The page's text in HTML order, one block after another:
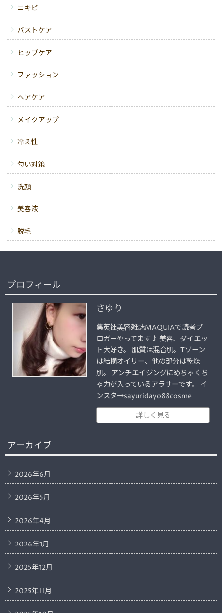
ニキビ
バストケア
ヒップケア
ファッション
ヘアケア
メイクアップ
冷え性
匂い対策
洗顔
美容液
脱毛
プロフィール
さゆり
集英社美容雑誌MAQUIAで読者ブ
ロガーやってます♪ 美容、ダイエッ
ト大好き。 肌質は混合肌。Tゾーン
は結構オイリー、他の部分は乾燥
肌。 アンチエイジングにめちゃくち
ゃ力が入っているアラサーです。 イ
ンスタ→sayuridayo88cosme
詳しく見る
アーカイブ
2026年6月
2026年5月
2026年4月
2026年1月
2025年12月
2025年11月